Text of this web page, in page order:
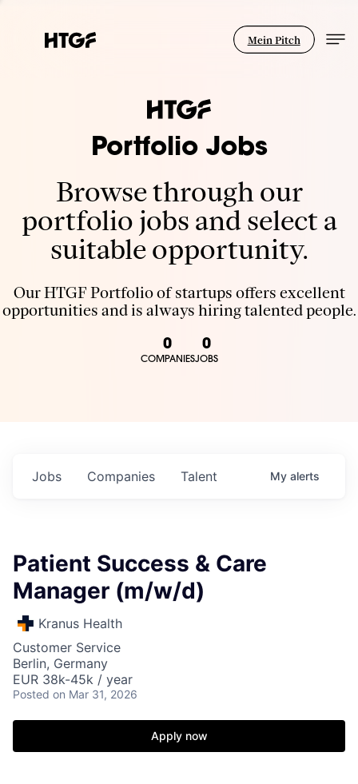
Mein Pitch
Portfolio Jobs
Browse through our
portfolio jobs and select a
suitable opportunity.
Our HTGF Portfolio of startups offers excellent
opportunities and is always hiring talented people.
0
COMPANIES
0
JOBS
Jobs Companies Talent My alerts
Patient Success & Care
Manager (m/w/d)
Kranus Health
Customer Service
Berlin, Germany
EUR 38k-45k / year
Posted on Mar 31, 2026
Apply now